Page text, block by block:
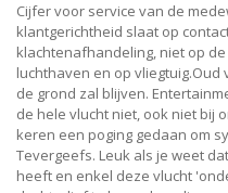
Cijfer voor service van de
klantgerichtheid slaat op
klachtenafhandeling, niet op
luchthaven en op vliegtuig.Oud
de grond zal blijven.
de hele vlucht niet, ook niet bij
keren een poging gedaan om
Tevergeefs. Leuk als je weet
heeft en enkel deze vlucht